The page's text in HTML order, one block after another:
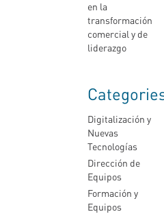
en la
transformación
comercial y de
liderazgo
Digitalización y
Nuevas
Tecnologías
Dirección de
Equipos
Formación y
Equipos